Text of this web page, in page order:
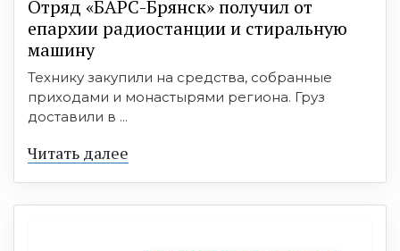
Отряд «БАРС-Брянск» получил от
епархии радиостанции и стиральную
машину
Технику закупили на средства, собранные
приходами и монастырями региона. Груз
доставили в ...
Читать далее